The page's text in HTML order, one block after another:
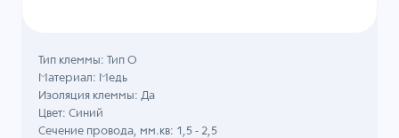
Тип клеммы: Тип О
Материал: Медь
Изоляция клеммы: Да
Цвет: Синий
Сечение провода, мм.кв: 1,5 - 2,5